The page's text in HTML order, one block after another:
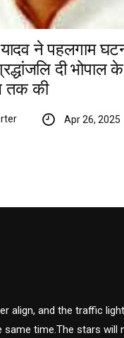
ने पहलगाम
दी भोपाल
तक की
Apr 26, 2025
align, and the traffic
same time.The stars will